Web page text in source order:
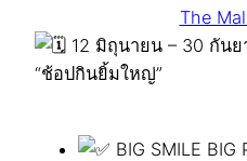
The
12 มิถุนายน – 30 กัน
“ช้อปกินยิ้มใหญ่”
BIG SMILE